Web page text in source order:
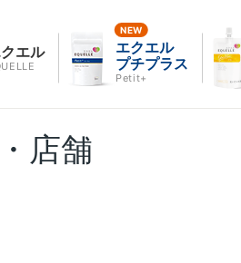
エル
エクエル
プチプラス
Petit+
店舗